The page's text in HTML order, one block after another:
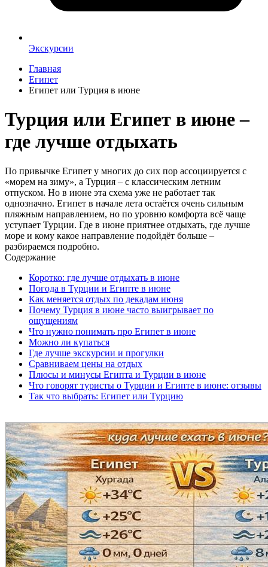
Экскурсии
Главная
Египет
Египет или Турция в июне
Турция или Египет в июне –
где лучше отдыхать
По привычке Египет у многих до сих пор ассоциируется с
«морем на зиму», а Турция – с классическим летним
отпуском. Но в июне эта схема уже не работает так
однозначно. Египет в начале лета остаётся очень сильным
пляжным направлением, но по уровню комфорта всё чаще
уступает Турции. Где в июне приятнее отдыхать, где лучше
море и кому какое направление подойдёт больше –
разбираемся подробно.
Содержание
Коротко: где лучше отдыхать в июне
Погода в Турции и Египте в июне
Как меняется отдых по декадам июня
Почему Турция в июне часто выигрывает по
ощущениям
Что нужно понимать про Египет в июне
Можно ли купаться
Где лучше экскурсии и прогулки
Сравниваем цены на отдых
Плюсы и минусы Египта и Турции в июне
Что говорят туристы о Турции и Египте в июне: отзывы
Так что выбрать: Египет или Турцию